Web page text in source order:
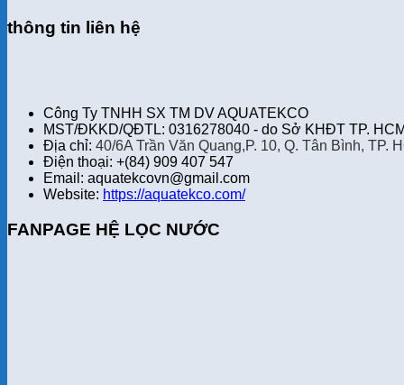
thông tin liên hệ
Công Ty TNHH SX TM DV AQUATEKCO
MST/ĐKKD/QĐTL: 0316278040 - do Sở KHĐT TP.
Địa chỉ: 40/6A Trần Văn Quang,P. 10, Q. Tân Bình, TP.
Điện thoại: +(84) 909 407 547
Email: aquatekcovn@gmail.com
Website: https://aquatekco.com/
FANPAGE HỆ LỌC NƯỚC